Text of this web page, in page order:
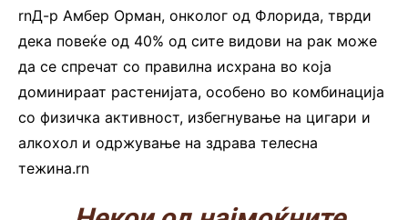
rnД-р Амбер Орман, онколог од Флорида, тврди
дека повеќе од 40% од сите видови на рак може
да се спречат со правилна исхрана во која
доминираат растенијата, особено во комбинација
со физичка активност, избегнување на цигари и
алкохол и одржување на здрава телесна
тежина.rn